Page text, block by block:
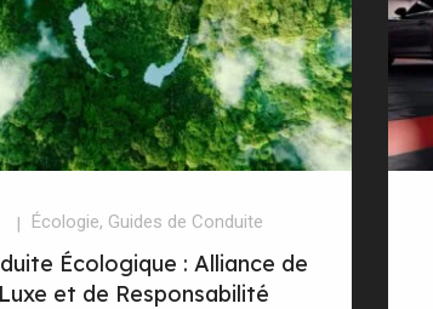
Écologie, Guides de Conduite
Écologique : Alliance de
Luxe et de Responsabilité